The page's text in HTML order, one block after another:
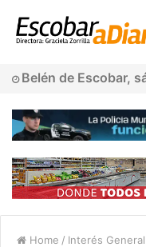
Belén de Escobar,
Home / Interés General